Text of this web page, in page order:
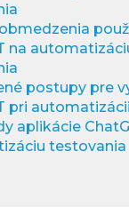
na
postupy pre
pri
aplikácie
testovania